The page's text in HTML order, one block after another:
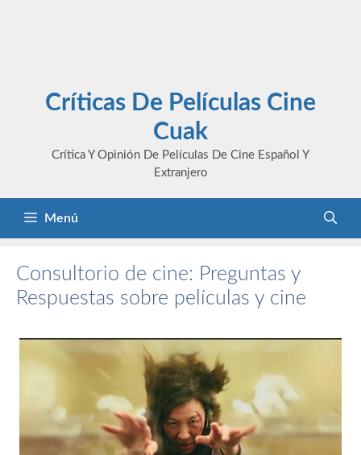
Críticas De Películas Cine
Cuak
Crítica Y Opinión De Películas De Cine Español Y
Extranjero
Menú
Consultorio de cine: Preguntas y
Respuestas sobre películas y cine